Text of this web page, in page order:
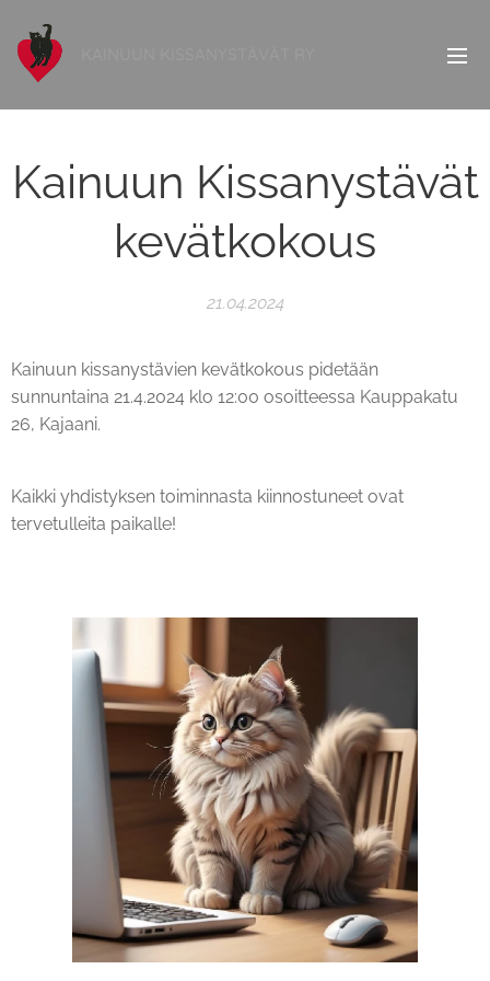
Kainuun Kissanystävät
kevätkokous
21.04.2024
Kainuun kissanystävien kevätkokous pidetään
sunnuntaina 21.4.2024 klo 12:00 osoitteessa Kauppakatu
26, Kajaani.
Kaikki yhdistyksen toiminnasta kiinnostuneet ovat
tervetulleita paikalle!